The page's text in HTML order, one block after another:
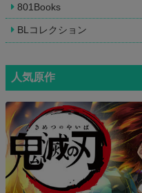
801Books
BLコレクション
人気原作